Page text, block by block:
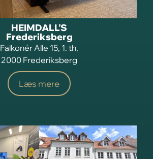
HEIMDALL'S
Frederiksberg
Falkonér Alle 15, 1. th,
2000 Frederiksberg
Læs mere